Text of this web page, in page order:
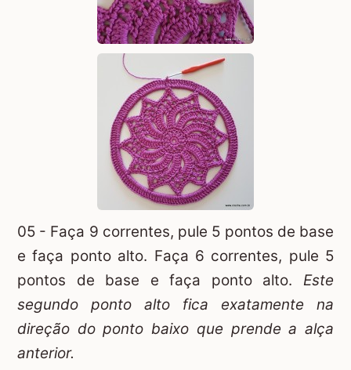
05 - Faça 9 correntes, pule 5 pontos de base
e faça ponto alto. Faça 6 correntes, pule 5
pontos de base e faça ponto alto. Este
segundo ponto alto fica exatamente na
direção do ponto baixo que prende a alça
anterior.